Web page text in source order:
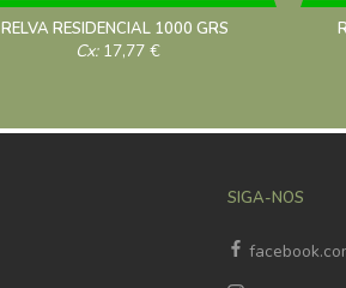
RELVA RESIDENCIAL 1000 GRS
Cx: 17,77 €
SIGA-NOS